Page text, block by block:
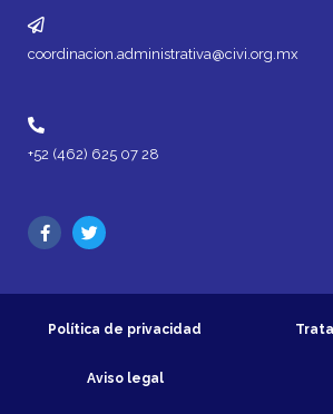
coordinacion.administrativa@civi.org.mx
+52 (462) 625 07 28
Política de privacidad
Aviso legal